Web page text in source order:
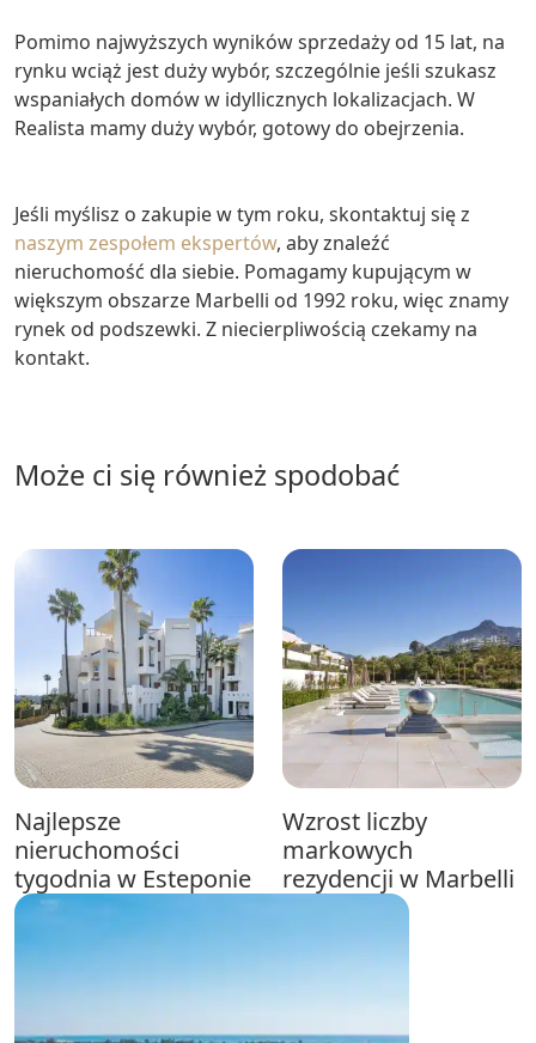
Pomimo najwyższych wyników sprzedaży od 15 lat, na
rynku wciąż jest duży wybór, szczególnie jeśli szukasz
wspaniałych domów w idyllicznych lokalizacjach. W
Realista mamy duży wybór, gotowy do obejrzenia.
Jeśli myślisz o zakupie w tym roku, skontaktuj się z
naszym zespołem ekspertów, aby znaleźć
nieruchomość dla siebie. Pomagamy kupującym w
większym obszarze Marbelli od 1992 roku, więc znamy
rynek od podszewki. Z niecierpliwością czekamy na
kontakt.
może ci się również spodobać
Najlepsze
nieruchomości
tygodnia w Esteponie
Wzrost liczby
markowych
rezydencji w Marbelli